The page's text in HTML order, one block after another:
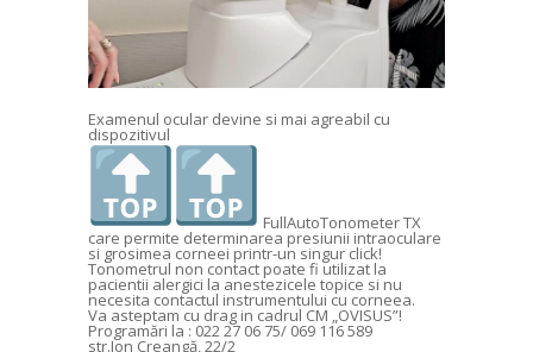
Examenul ocular devine si mai agreabil cu
dispozitivul
FullAutoTonometer TX
care permite determinarea presiunii intraoculare
si grosimea corneei printr-un singur click!
Tonometrul non contact poate fi utilizat la
pacientii alergici la anestezicele topice si nu
necesita contactul instrumentului cu corneea.
Va asteptam cu drag in cadrul CM „OVISUS”!
Programări la : 022 27 06 75/ 069 116 589
str.Ion Creangă, 22/2